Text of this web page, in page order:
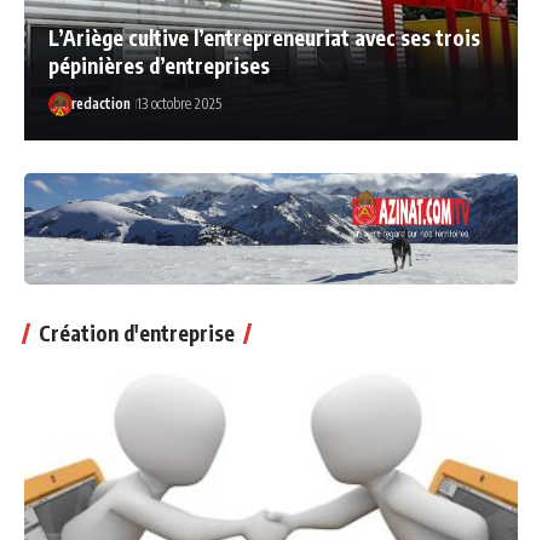
L’Ariège cultive l’entrepreneuriat avec ses trois
pépinières d’entreprises
redaction 13 octobre 2025
Création d'entreprise